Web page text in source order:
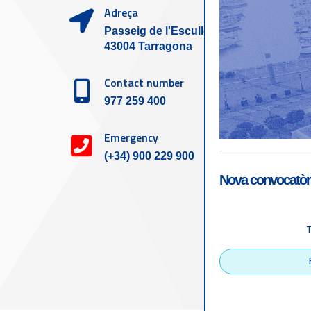
Adreça
Passeig de l'Escullera s/n,
43004 Tarragona
Contact number
977 259 400
Emergency
(+34) 900 229 900
Tarragona Port
Nova